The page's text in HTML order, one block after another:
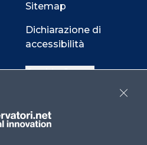
Sitemap
Dichiarazione di
accessibilità
Cookie Center
LinkedIn